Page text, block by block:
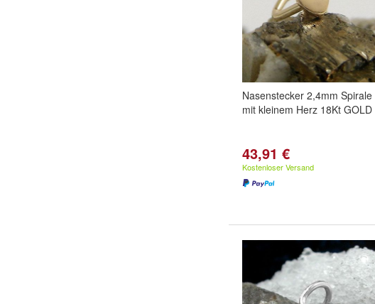
Nasenstecker 2,4mm Spirale
mit kleinem Herz 18Kt GOLD
43,91 €
Kostenloser Versand